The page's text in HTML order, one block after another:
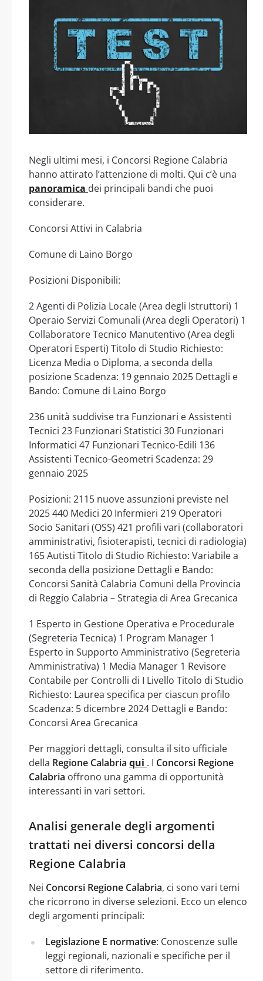
Negli ultimi mesi, i Concorsi Regione Calabria
hanno attirato l’attenzione di molti. Qui c’è una
panoramica dei principali bandi che puoi
considerare.
Concorsi Attivi in Calabria
Comune di Laino Borgo
Posizioni Disponibili:
2 Agenti di Polizia Locale (Area degli Istruttori) 1
Operaio Servizi Comunali (Area degli Operatori) 1
Collaboratore Tecnico Manutentivo (Area degli
Operatori Esperti) Titolo di Studio Richiesto:
Licenza Media o Diploma, a seconda della
posizione Scadenza: 19 gennaio 2025 Dettagli e
Bando: Comune di Laino Borgo
236 unità suddivise tra Funzionari e Assistenti
Tecnici 23 Funzionari Statistici 30 Funzionari
Informatici 47 Funzionari Tecnico-Edili 136
Assistenti Tecnico-Geometri Scadenza: 29
gennaio 2025
Posizioni: 2115 nuove assunzioni previste nel
2025 440 Medici 20 Infermieri 219 Operatori
Socio Sanitari (OSS) 421 profili vari (collaboratori
amministrativi, fisioterapisti, tecnici di radiologia)
165 Autisti Titolo di Studio Richiesto: Variabile a
seconda della posizione Dettagli e Bando:
Concorsi Sanità Calabria Comuni della Provincia
di Reggio Calabria – Strategia di Area Grecanica
1 Esperto in Gestione Operativa e Procedurale
(Segreteria Tecnica) 1 Program Manager 1
Esperto in Supporto Amministrativo (Segreteria
Amministrativa) 1 Media Manager 1 Revisore
Contabile per Controlli di I Livello Titolo di Studio
Richiesto: Laurea specifica per ciascun profilo
Scadenza: 5 dicembre 2024 Dettagli e Bando:
Concorsi Area Grecanica
Per maggiori dettagli, consulta il sito ufficiale
della Regione Calabria qui . I Concorsi Regione
Calabria offrono una gamma di opportunità
interessanti in vari settori.
Analisi generale degli argomenti
trattati nei diversi concorsi della
Regione Calabria
Nei Concorsi Regione Calabria, ci sono vari temi
che ricorrono in diverse selezioni. Ecco un elenco
degli argomenti principali:
Legislazione E normative: Conoscenze sulle
leggi regionali, nazionali e specifiche per il
settore di riferimento.